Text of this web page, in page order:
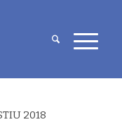
2018